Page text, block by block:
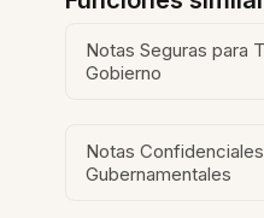
Notas Seguras para
Gobierno
Notas
Gubernamentales